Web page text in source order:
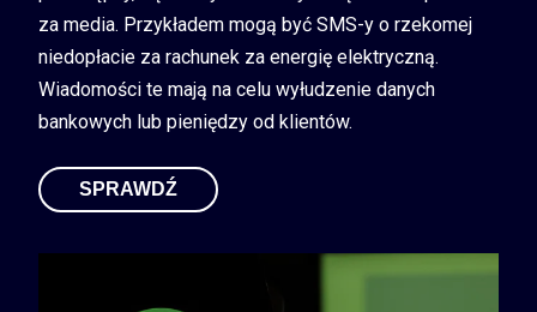
za media. Przykładem mogą być SMS-y o rzekomej
niedopłacie za rachunek za energię elektryczną.
Wiadomości te mają na celu wyłudzenie danych
bankowych lub pieniędzy od klientów.
SPRAWDŹ